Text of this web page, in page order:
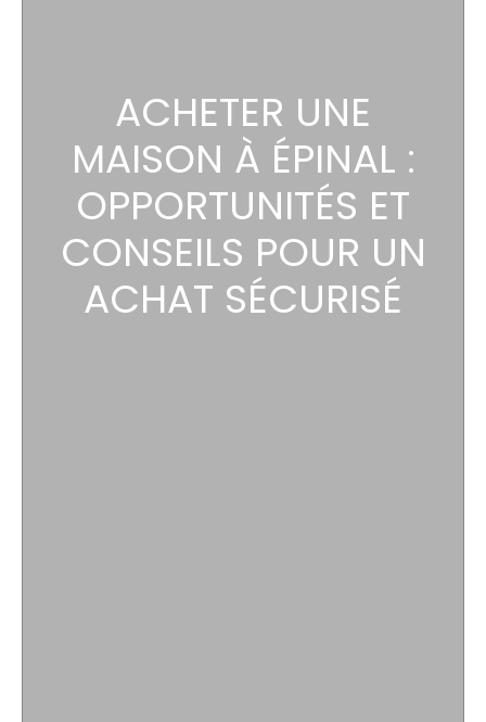
ACHETER UNE
MAISON À ÉPINAL :
OPPORTUNITÉS ET
CONSEILS POUR UN
ACHAT SÉCURISÉ